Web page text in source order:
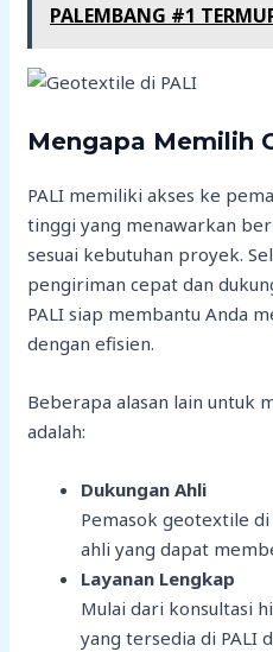
PALEMBANG #1
Mengapa Memilih
PALI memiliki akses ke
tinggi yang menawarkan
sesuai kebutuhan proyek.
pengiriman cepat dan
PALI siap membantu Anda
dengan efisien.
Beberapa alasan lain untuk
adalah:
Dukungan Ahli
Pemasok geotextile
ahli yang dapat
Layanan Lengkap
Mulai dari konsultasi
yang tersedia di PALI